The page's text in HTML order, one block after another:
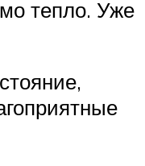
тепло. Уже